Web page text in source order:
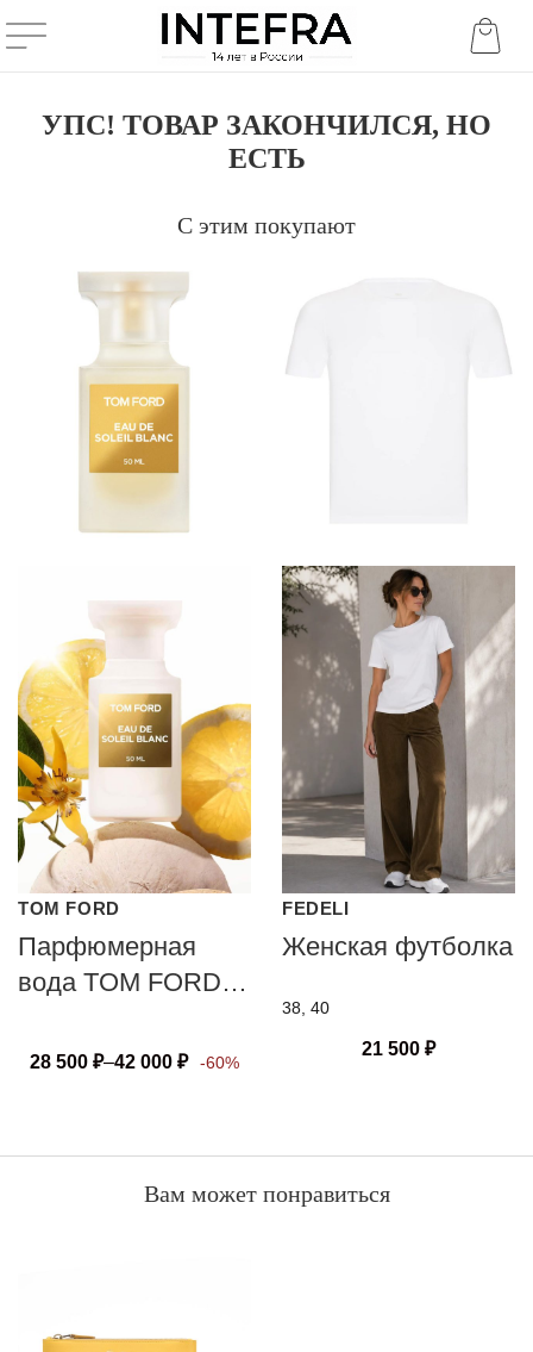
УПС! ТОВАР ЗАКОНЧИЛСЯ, НО
ЕСТЬ
С этим покупают
TOM FORD
Парфюмерная
вода TOM FORD
28 500 ₽–42 000 ₽ -60%
FEDELI
Женская футболка
38, 40
21 500 ₽
Вам может понравиться